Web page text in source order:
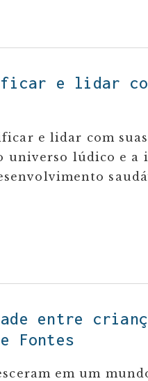
e lidar
e lidar com
universo lúdico e a
entre
Fontes
em um